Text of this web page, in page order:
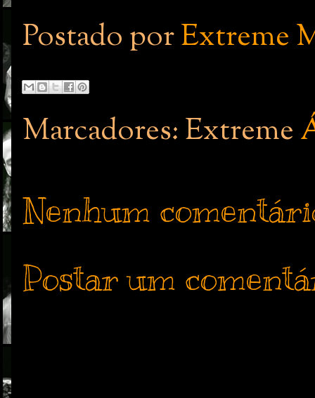
Postado porExtreme
Marcadores: Extreme
Nenhum
Postar um